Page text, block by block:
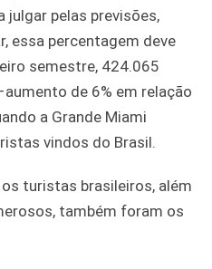
julgar pelas previsões,
essa percentagem deve
semestre, 424.065
de 6% em relação
a Grande Miami
vindos do Brasil.
turistas brasileiros, além
também foram os